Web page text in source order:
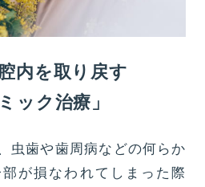
内を取り戻す
ック治療」
虫歯や歯周病などの何らか
が損なわれてしまった際